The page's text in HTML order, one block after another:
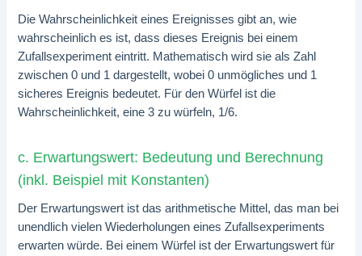
Die Wahrscheinlichkeit eines Ereignisses gibt an, wie
wahrscheinlich es ist, dass dieses Ereignis bei einem
Zufallsexperiment eintritt. Mathematisch wird sie als Zahl
zwischen 0 und 1 dargestellt, wobei 0 unmögliches und 1
sicheres Ereignis bedeutet. Für den Würfel ist die
Wahrscheinlichkeit, eine 3 zu würfeln, 1/6.
c. Erwartungswert: Bedeutung und Berechnung
(inkl. Beispiel mit Konstanten)
Der Erwartungswert ist das arithmetische Mittel, das man bei
unendlich vielen Wiederholungen eines Zufallsexperiments
erwarten würde. Bei einem Würfel ist der Erwartungswert für